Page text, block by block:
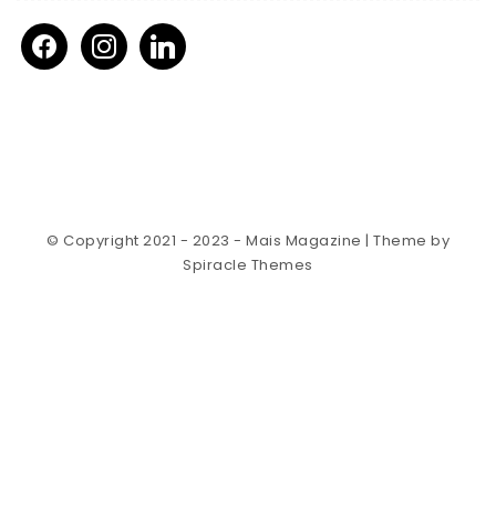
facebookinstagramlinkedin
© Copyright 2021 - 2023 - Mais Magazine | Theme by
Spiracle Themes